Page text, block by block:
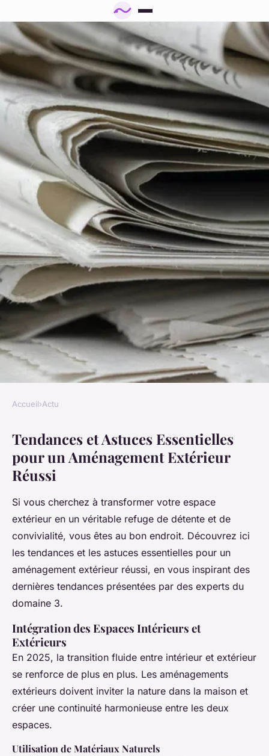
Tendances et astuces
essentielles pour un
aménagement extérieur réussi
Samuel• 13 mars 2025•6 min de lecture
Accueil›Actu
Tendances et Astuces Essentielles
pour un Aménagement Extérieur
Réussi
Si vous cherchez à transformer votre espace
extérieur en un véritable refuge de détente et de
convivialité, vous êtes au bon endroit. Découvrez ici
les tendances et les astuces essentielles pour un
aménagement extérieur réussi, en vous inspirant des
dernières tendances présentées par des experts du
domaine 3.
Intégration des Espaces Intérieurs et
Extérieurs
En 2025, la transition fluide entre intérieur et extérieur
se renforce de plus en plus. Les aménagements
extérieurs doivent inviter la nature dans la maison et
créer une continuité harmonieuse entre les deux
espaces.
Utilisation de Matériaux Naturels